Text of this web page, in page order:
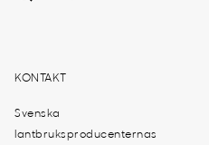
KONTAKT
Svenska
lantbruksproducenternas